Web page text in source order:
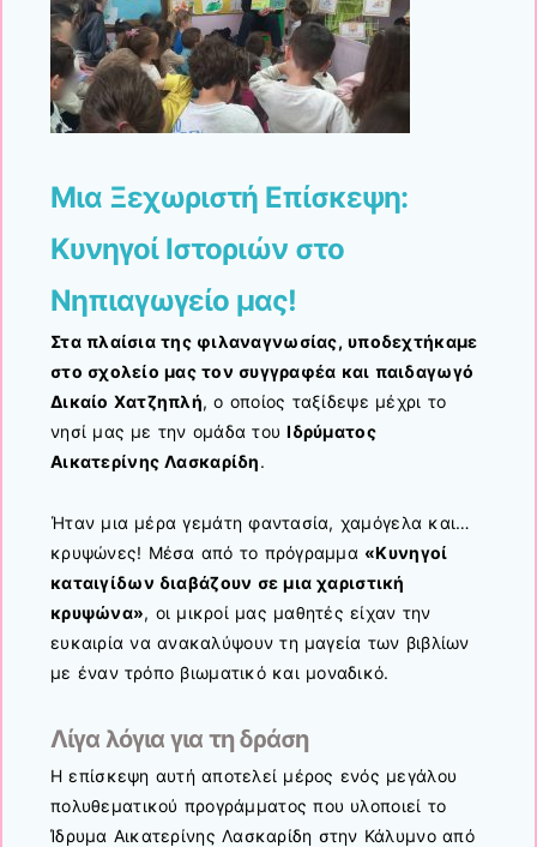
Μια Ξεχωριστή Επίσκεψη:
Κυνηγοί Ιστοριών στο
Νηπιαγωγείο μας!
Στα πλαίσια της φιλαναγνωσίας, υποδεχτήκαμε
στο σχολείο μας τον συγγραφέα και παιδαγωγό
Δικαίο Χατζηπλή, ο οποίος ταξίδεψε μέχρι το
νησί μας με την ομάδα τουΙδρύματος
Αικατερίνης Λασκαρίδη.
Ήταν μια μέρα γεμάτη φαντασία, χαμόγελα και…
κρυψώνες! Μέσα από το πρόγραμμα «Κυνηγοί
καταιγίδων διαβάζουν σε μια χαριστική
κρυψώνα», οι μικροί μας μαθητές είχαν την
ευκαιρία να ανακαλύψουν τη μαγεία των βιβλίων
με έναν τρόπο βιωματικό και μοναδικό.
Λίγα λόγια για τη δράση
Η επίσκεψη αυτή αποτελεί μέρος ενός μεγάλου
πολυθεματικού προγράμματος που υλοποιεί το
Ίδρυμα Αικατερίνης Λασκαρίδη στην Κάλυμνο από